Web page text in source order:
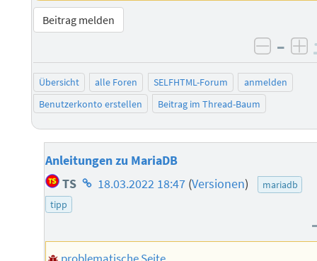
Beitrag melden
–
Übersicht alle Foren SELFHTML-Forum
anmelden
Benutzerkonto erstellen
Beitrag im Thread-Baum
Anleitungen zu MariaDB
TS Homepage
18.03.2022 18:47 (Versionen)
mariadb
tipp